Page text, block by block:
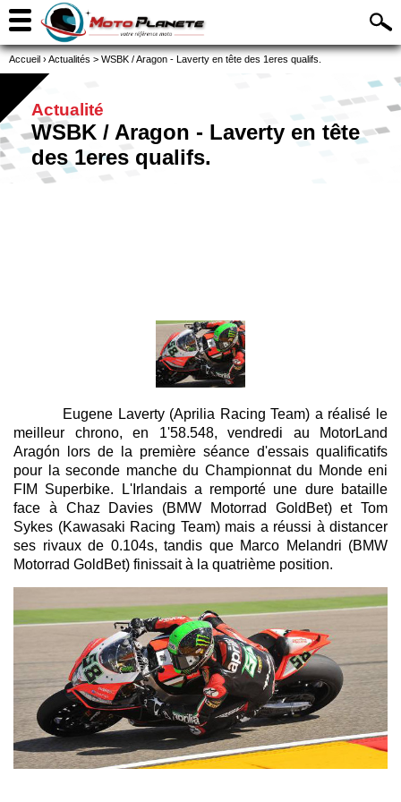
Accueil ›Actualités > WSBK / Aragon - Laverty en tête des 1eres qualifs.
Actualité
WSBK / Aragon - Laverty en tête
des 1eres qualifs.
Eugene Laverty (Aprilia Racing Team) a réalisé le
meilleur chrono, en 1'58.548, vendredi au MotorLand
Aragón lors de la première séance d'essais qualificatifs
pour la seconde manche du Championnat du Monde eni
FIM Superbike. L'Irlandais a remporté une dure bataille
face à Chaz Davies (BMW Motorrad GoldBet) et Tom
Sykes (Kawasaki Racing Team) mais a réussi à distancer
ses rivaux de 0.104s, tandis que Marco Melandri (BMW
Motorrad GoldBet) finissait à la quatrième position.